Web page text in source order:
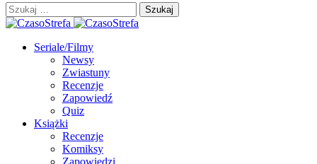
Szukaj:
Seriale/Filmy
Newsy
Zwiastuny
Recenzje
Zapowiedź
Quiz
Książki
Recenzje
Komiksy
Zapowiedzi